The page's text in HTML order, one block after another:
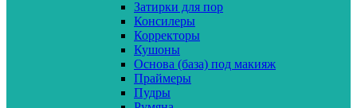
Затирки для пор
Консилеры
Корректоры
Кушоны
Основа (база) под макияж
Праймеры
Пудры